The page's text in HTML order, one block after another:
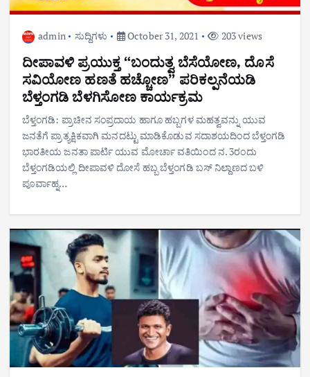
admin ಸುದ್ದಿಗಳು October 31, 2021 203 views
ದೀಪಾವಳಿ ಪ್ರಯುಕ್ತ “ಬಂದುತ್ವ ಬೆಸೆಯೋಣ, ದೊಸೆ
ಸವಿಯೋಣ ಹಣತೆ ಹಚ್ಚೋಣ” ಪರಿಕಲ್ಪನೆಯಡಿ
ಬೆಳ್ತಂಗಡಿ ಬೆಳಗಿಸೋಣ ಕಾರ್ಯಕ್ರಮ
ಬೆಳ್ತಂಗಡಿ: ಪ್ರಾಚೀನ ಸಂಪ್ರದಾಯ ಹಾಗೂ ಹಬ್ಬಗಳ ಮಹತ್ವವನ್ನು ಯುವ
ಜನತೆಗೆ ಪ್ರಾತ್ಯಕ್ಷಿಕವಾಗಿ ಮನದಟ್ಟು ಮಾಡಿಕೊಡುವ ಸದಾಶಯದಿಂದ ಬೆಳ್ತಂಗಡಿ
ಭಾರತೀಯ ಜನತಾ ಪಾರ್ಟಿ ಯುವ ಮೋರ್ಚಾ ವತಿಯಿಂದ ನ. 3ರಂದು
ಬೆಳ್ತಂಗಡಿಯಲ್ಲಿ ದೀಪಾವಳಿ ದೋಸೆ ಹಬ್ಬ ಬೆಳ್ತಂಗಡಿ ಬಸ್ ನಿಲ್ದಾಣದ ಬಳಿ
ಪೂರ್ವಾಹ್ನ…